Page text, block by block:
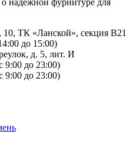
надёжной фурнитуре для
ТК «Ланской», секция В21
до 15:00)
д. 5, лит. И
9:00 до 23:00)
9:00 до 23:00)